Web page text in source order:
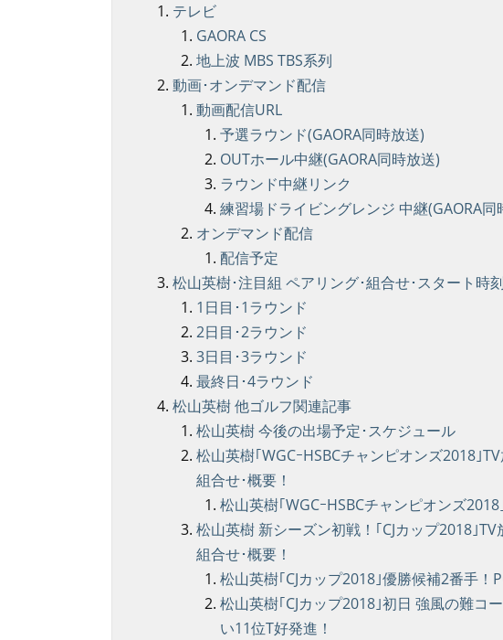
テレビ
GAORA CS
地上波 MBS TBS系列
動画･オンデマンド配信
動画配信URL
予選ラウンド(GAORA同時放送)
OUTホール中継(GAORA同時放送)
ラウンド中継リンク
練習場ドライビングレンジ 中継(GAORA同
オンデマンド配信
配信予定
松山英樹･注目組 ペアリング･組合せ･スタート時刻
1日目･1ラウンド
2日目･2ラウンド
3日目･3ラウンド
最終日･4ラウンド
松山英樹 他ゴルフ関連記事
松山英樹 今後の出場予定･スケジュール
松山英樹｢WGCｰHSBCチャンピオンズ2018｣
組合せ･概要！
松山英樹｢WGCｰHSBCチャンピオンズ
松山英樹 新シーズン初戦！｢CJカップ2018｣
組合せ･概要！
松山英樹｢CJカップ2018｣優勝候補2番手！
松山英樹｢CJカップ2018｣初日 強風の難コ
い11位T好発進！